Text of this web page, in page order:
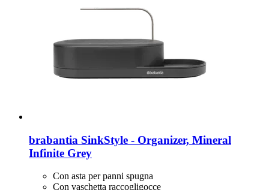
brabantia SinkStyle -​ Organizer, Mineral
Infinite Grey
Con asta per panni spugna
Con vaschetta raccogligocce